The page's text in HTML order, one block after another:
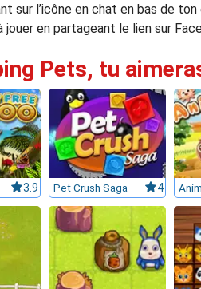
sur l’icône en chat en bas de
en partageant le lien sur
Pets, tu
3.9 Pet Crush Saga 4